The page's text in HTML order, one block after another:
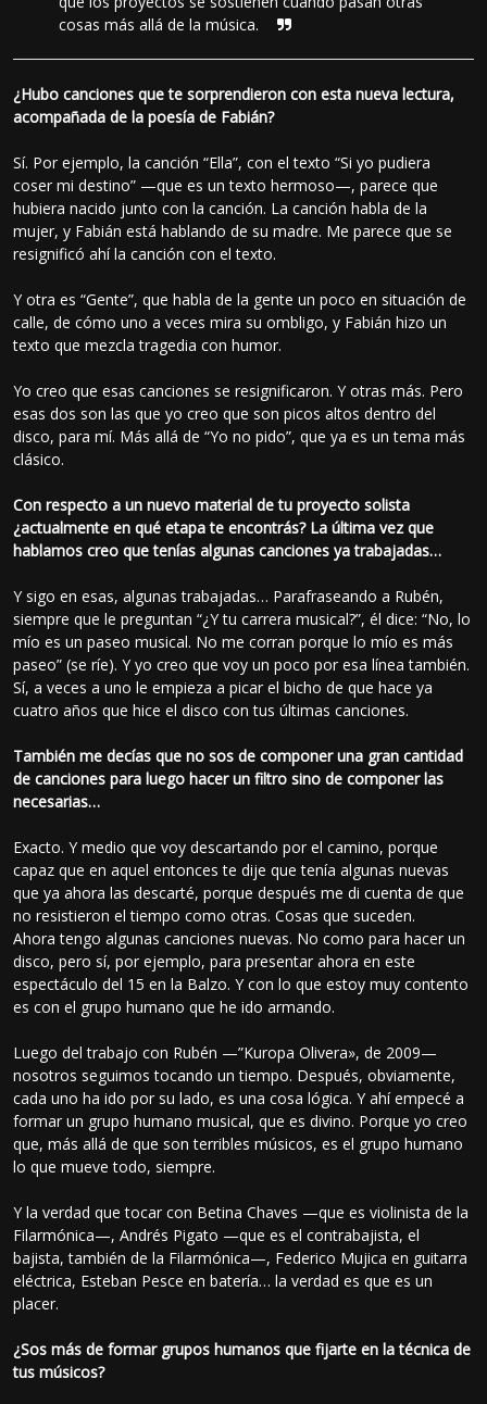
cosas más allá de la música.
¿Hubo canciones que te sorprendieron con esta nueva lectura,
acompañada de la poesía de Fabián?
Sí. Por ejemplo, la canción “Ella”, con el texto “Si yo pudiera
coser mi destino” —que es un texto hermoso—, parece que
hubiera nacido junto con la canción. La canción habla de la
mujer, y Fabián está hablando de su madre. Me parece que se
resignificó ahí la canción con el texto.
Y otra es “Gente”, que habla de la gente un poco en situación de
calle, de cómo uno a veces mira su ombligo, y Fabián hizo un
texto que mezcla tragedia con humor.
Yo creo que esas canciones se resignificaron. Y otras más. Pero
esas dos son las que yo creo que son picos altos dentro del
disco, para mí. Más allá de “Yo no pido”, que ya es un tema más
clásico.
Con respecto a un nuevo material de tu proyecto solista
¿actualmente en qué etapa te encontrás? La última vez que
hablamos creo que tenías algunas canciones ya trabajadas…
Y sigo en esas, algunas trabajadas… Parafraseando a Rubén,
siempre que le preguntan “¿Y tu carrera musical?”, él dice: “No, lo
mío es un paseo musical. No me corran porque lo mío es más
paseo” (se ríe). Y yo creo que voy un poco por esa línea también.
Sí, a veces a uno le empieza a picar el bicho de que hace ya
cuatro años que hice el disco con tus últimas canciones.
También me decías que no sos de componer una gran cantidad
de canciones para luego hacer un filtro sino de componer las
necesarias…
Exacto. Y medio que voy descartando por el camino, porque
capaz que en aquel entonces te dije que tenía algunas nuevas
que ya ahora las descarté, porque después me di cuenta de que
no resistieron el tiempo como otras. Cosas que suceden.
Ahora tengo algunas canciones nuevas. No como para hacer un
disco, pero sí, por ejemplo, para presentar ahora en este
espectáculo del 15 en la Balzo. Y con lo que estoy muy contento
es con el grupo humano que he ido armando.
Luego del trabajo con Rubén —”Kuropa Olivera», de 2009—
nosotros seguimos tocando un tiempo. Después, obviamente,
cada uno ha ido por su lado, es una cosa lógica. Y ahí empecé a
formar un grupo humano musical, que es divino. Porque yo creo
que, más allá de que son terribles músicos, es el grupo humano
lo que mueve todo, siempre.
Y la verdad que tocar con Betina Chaves —que es violinista de la
Filarmónica—, Andrés Pigato —que es el contrabajista, el
bajista, también de la Filarmónica—, Federico Mujica en guitarra
eléctrica, Esteban Pesce en batería… la verdad es que es un
placer.
¿Sos más de formar grupos humanos que fijarte en la técnica de
tus músicos?